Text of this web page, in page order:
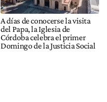
A días de conocerse la visita
del Papa, la Iglesia de
Córdoba celebra el primer
Domingo de la Justicia Social